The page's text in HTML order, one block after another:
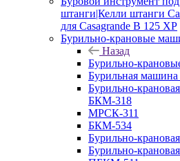
штанги|Келли штанги
для Casagrande B 125 XP
Бурильно-крановые
Назад
Бурильно-
Бурильная
Бурильно-
БКМ-318
МРСК-311
БКМ-534
Бурильно-
Бурильно-